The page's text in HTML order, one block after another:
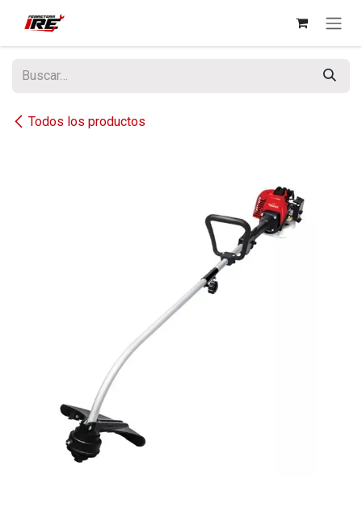
Todos los productos